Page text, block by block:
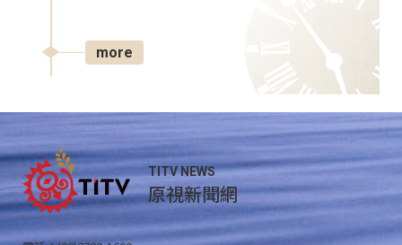
more
TITV NEWS
原視新聞網